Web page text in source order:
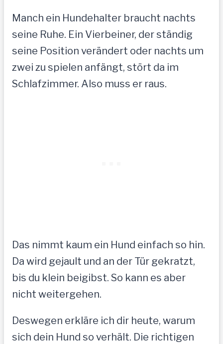
Manch ein Hundehalter braucht nachts
seine Ruhe. Ein Vierbeiner, der ständig
seine Position verändert oder nachts um
zwei zu spielen anfängt, stört da im
Schlafzimmer. Also muss er raus.
Das nimmt kaum ein Hund einfach so hin.
Da wird gejault und an der Tür gekratzt,
bis du klein beigibst. So kann es aber
nicht weitergehen.
Deswegen erkläre ich dir heute, warum
sich dein Hund so verhält. Die richtigen